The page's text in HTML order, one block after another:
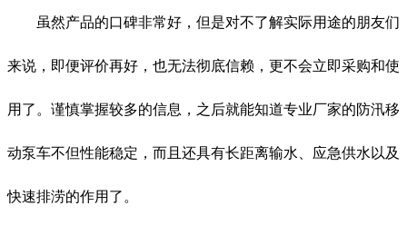
虽然产品的口碑非常好，但是对不了解实际用途的朋友们
来说，即便评价再好，也无法彻底信赖，更不会立即采购和使
用了。谨慎掌握较多的信息，之后就能知道专业厂家的防汛移
动泵车不但性能稳定，而且还具有长距离输水、应急供水以及
快速排涝的作用了。